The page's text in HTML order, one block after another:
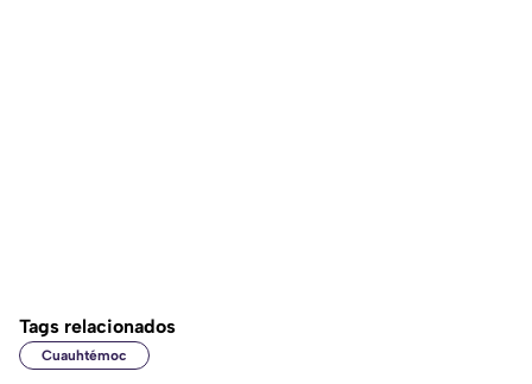
Tags relacionados
Cuauhtémoc